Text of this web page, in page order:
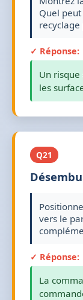
Quel
recyclage
✓ Réponse:
Un
les
Q21
vers le
✓ Réponse:
La